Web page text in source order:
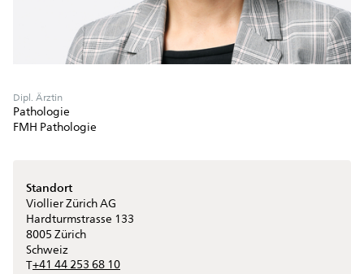
Dipl. Ärztin
Pathologie
FMH Pathologie
Standort
Viollier Zürich AG
Hardturmstrasse 133
8005 Zürich
Schweiz
T+41 44 253 68 10